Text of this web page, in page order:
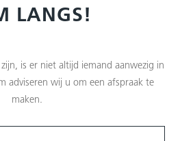
LANGS!
is er niet altijd iemand aanwezig in
adviseren wij u om een afspraak te
maken.